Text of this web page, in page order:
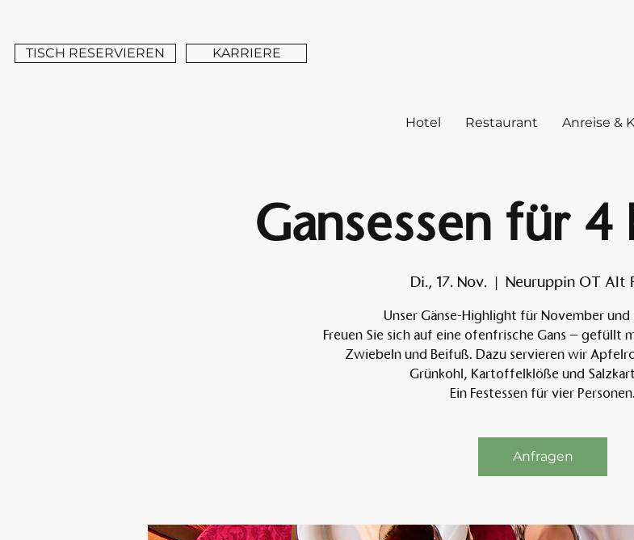
TISCH RESERVIEREN KARRIERE
Hotel Restaurant Anreise &
Gansessen für 4
Di., 17. Nov.
  |
Neuruppin OT Alt
Unser Gänse-Highlight für November und
Freuen Sie sich auf eine ofenfrische Gans – gefüllt
Zwiebeln und Beifuß. Dazu servieren wir
Grünkohl, Kartoffelklöße und
Ein Festessen für vier Personen.
Anfragen